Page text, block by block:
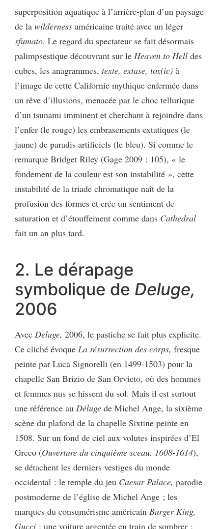
superposition aquatique à l’arrière-plan d’un paysage
de la wilderness américaine traité avec un léger
sfumato. Le regard du spectateur se fait désormais
palimpsestique découvrant sur le Heaven to Hell des
cubes, les anagrammes, texte, extase, tox(ic) à
l’image de cette Californie mythique enfermée dans
un rêve d’illusions, menacée par le choc tellurique
d’un tsunami imminent et cherchant à rejoindre dans
l’enfer (le rouge) les embrasements extatiques (le
jaune) de paradis artificiels (le bleu). Si comme le
remarque Bridget Riley (Gage 2009 : 105), « le
fondement de la couleur est son instabilité », cette
instabilité de la triade chromatique naît de la
profusion des formes et crée un sentiment de
saturation et d’étouffement comme dans Cathedral
fait un an plus tard.
2. Le dérapage
symbolique de Deluge,
2006
Avec Deluge, 2006, le pastiche se fait plus explicite.
Ce cliché évoque La résurrection des corps, fresque
peinte par Luca Signorelli (en 1499-1503) pour la
chapelle San Brizio de San Orvieto, où des hommes
et femmes nus se hissent du sol. Mais il est surtout
une référence au Déluge de Michel Ange, la sixième
scène du plafond de la chapelle Sixtine peinte en
1508. Sur un fond de ciel aux volutes inspirées d’El
Greco (Ouverture du cinquième sceau, 1608-1614),
se détachent les derniers vestiges du monde
occidental : le temple du jeu Caesar Palace, parodie
postmoderne de l’église de Michel Ange ; les
marques du consumérisme américain Burger King,
Gucci ; une voiture argentée en train de sombrer ;